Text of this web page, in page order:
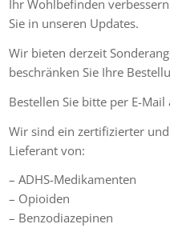
Ihr Wohlbefinden
Sie in unseren Updates.
Wir bieten derzeit
beschränken Sie Ihre
Bestellen Sie bitte per E-
Wir sind ein zertifizierter
Lieferant von:
– ADHS-Medikamenten
– Opioiden
– Benzodiazepinen